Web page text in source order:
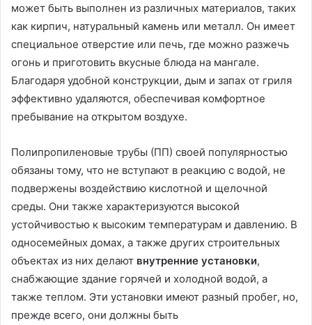
может быть выполнен из различных материалов, таких
как кирпич, натуральный камень или металл. Он имеет
специальное отверстие или печь, где можно разжечь
огонь и приготовить вкусные блюда на мангале.
Благодаря удобной конструкции, дым и запах от гриля
эффективно удаляются, обеспечивая комфортное
пребывание на открытом воздухе.
Полипропиленовые трубы (ПП) своей популярностью
обязаны тому, что не вступают в реакцию с водой, не
подвержены воздействию кислотной и щелочной
среды. Они также характеризуются высокой
устойчивостью к высоким температурам и давлению. В
односемейных домах, а также других строительных
объектах из них делают внутренние установки,
снабжающие здание горячей и холодной водой, а
также теплом. Эти установки имеют разный пробег, но,
прежде всего, они должны быть